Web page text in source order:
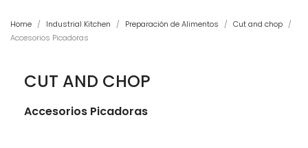
Home Industrial Kitchen Preparación de Alimentos
Cut and chop
Accesorios Picadoras
CUT AND CHOP
Accesorios Picadoras